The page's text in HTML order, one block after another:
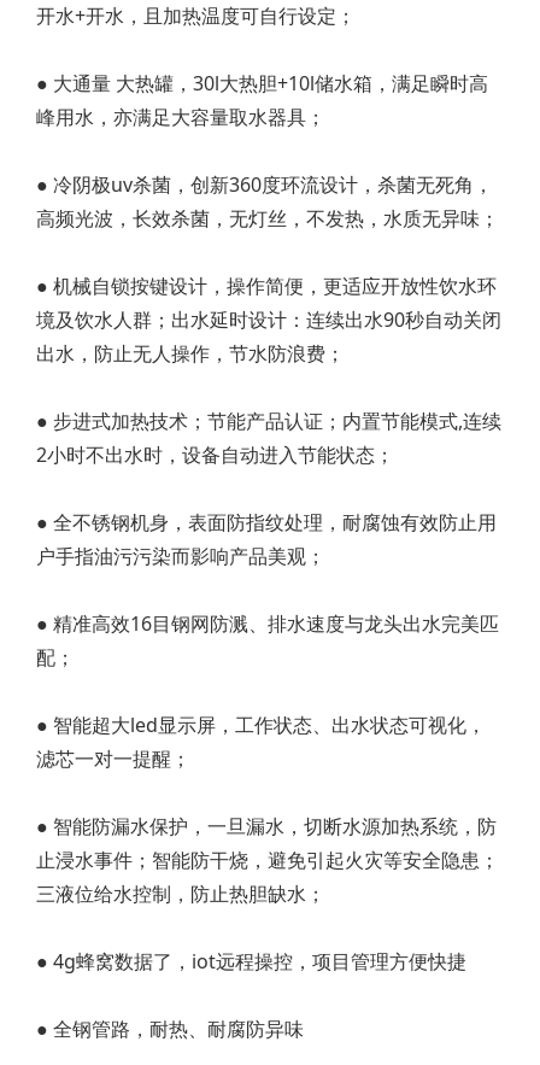
开水+开水，且加热温度可自行设定；
● 大通量 大热罐，30l大热胆+10l储水箱，满足瞬时高
峰用水，亦满足大容量取水器具；
● 冷阴极uv杀菌，创新360度环流设计，杀菌无死角，
高频光波，长效杀菌，无灯丝，不发热，水质无异味；
● 机械自锁按键设计，操作简便，更适应开放性饮水环
境及饮水人群；出水延时设计：连续出水90秒自动关闭
出水，防止无人操作，节水防浪费；
● 步进式加热技术；节能产品认证；内置节能模式,连续
2小时不出水时，设备自动进入节能状态；
● 全不锈钢机身，表面防指纹处理，耐腐蚀有效防止用
户手指油污污染而影响产品美观；
● 精准高效16目钢网防溅、排水速度与龙头出水完美匹
配；
● 智能超大led显示屏，工作状态、出水状态可视化，
滤芯一对一提醒；
● 智能防漏水保护，一旦漏水，切断水源加热系统，防
止浸水事件；智能防干烧，避免引起火灾等安全隐患；
三液位给水控制，防止热胆缺水；
● 4g蜂窝数据了，iot远程操控，项目管理方便快捷
● 全钢管路，耐热、耐腐防异味